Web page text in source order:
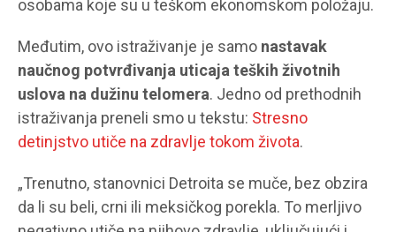
osobama koje su u teškom ekonomskom položaju.
Međutim, ovo istraživanje je samo nastavak
naučnog potvrđivanja uticaja teških životnih
uslova na dužinu telomera. Jedno od prethodnih
istraživanja preneli smo u tekstu: Stresno
detinjstvo utiče na zdravlje tokom života.
„Trenutno, stanovnici Detroita se muče, bez obzira
da li su beli, crni ili meksičkog porekla. To merljivo